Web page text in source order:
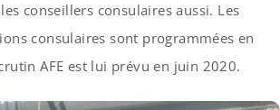
les conseillers consulaires aussi. Les
consulaires sont programmées en
AFE est lui prévu en juin 2020.